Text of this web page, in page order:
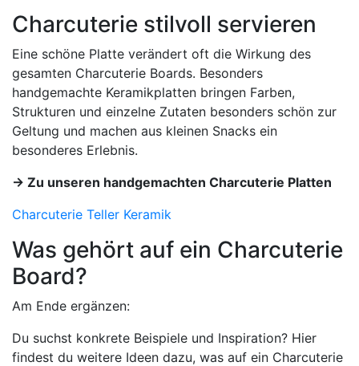
Charcuterie stilvoll servieren
Eine schöne Platte verändert oft die Wirkung des
gesamten Charcuterie Boards. Besonders
handgemachte Keramikplatten bringen Farben,
Strukturen und einzelne Zutaten besonders schön zur
Geltung und machen aus kleinen Snacks ein
besonderes Erlebnis.
→ Zu unseren handgemachten Charcuterie Platten
Charcuterie Teller Keramik
Was gehört auf ein Charcuterie
Board?
Am Ende ergänzen:
Du suchst konkrete Beispiele und Inspiration? Hier
findest du weitere Ideen dazu, was auf ein Charcuterie